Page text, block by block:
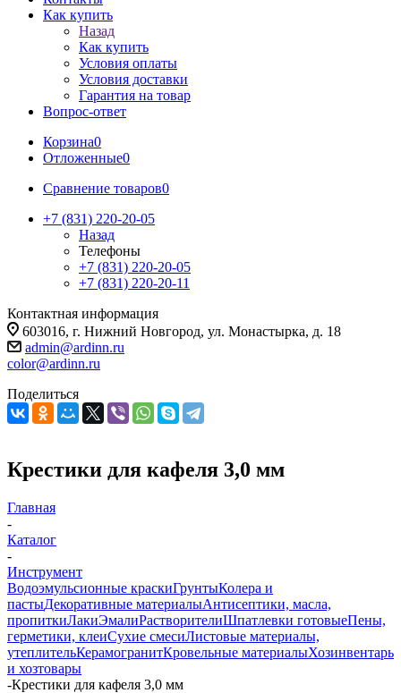
Как купить
Назад
Как купить
Условия оплаты
Условия доставки
Гарантия на товар
Вопрос-ответ
Корзина0
Отложенные0
Сравнение товаров0
+7 (831) 220-20-05
Назад
Телефоны
+7 (831) 220-20-05
+7 (831) 220-20-11
Контактная информация
603016, г. Нижний Новгород, ул. Монастырка, д. 18
admin@ardinn.ru
color@ardinn.ru
Поделиться
Крестики для кафеля 3,0 мм
Главная
-
Каталог
-
Инструмент
Водоэмульсионные краскиГрунтыКолера и
пастыДекоративные материалыАнтисептики, масла,
пропиткиЛакиЭмалиРастворителиШпатлевки готовыеПены,
герметики, клеиСухие смесиЛистовые материалы,
утеплительКерамогранитКровельные материалыХозинвентарь
и хозтовары
-Крестики для кафеля 3,0 мм